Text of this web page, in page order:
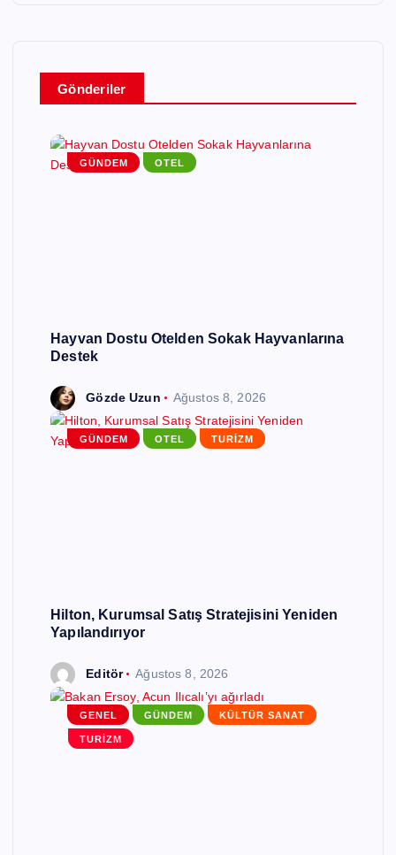
Gönderiler
GÜNDEM OTEL
Hayvan Dostu Otelden Sokak Hayvanlarına
Destek
Gözde Uzun Ağustos 8, 2026
GÜNDEM OTEL TURIZM
Hilton, Kurumsal Satış Stratejisini Yeniden
Yapılandırıyor
Editör Ağustos 8, 2026
GENEL GÜNDEM KÜLTÜR SANAT
TURIZM